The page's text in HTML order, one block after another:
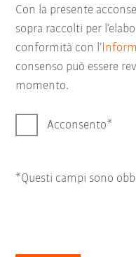
Con la presente
sopra raccolti per
conformità con l’
consenso può essere
momento.
Acconsento
*Questi campi sono